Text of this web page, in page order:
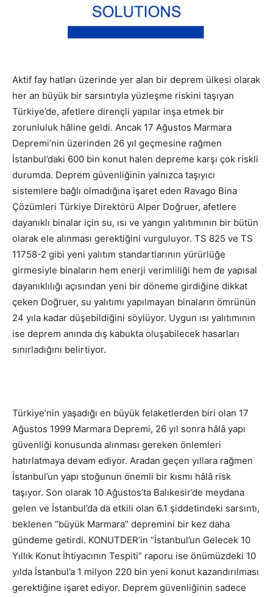
Aktif fay hatları üzerinde yer alan bir deprem ülkesi olarak
her an büyük bir sarsıntıyla yüzleşme riskini taşıyan
Türkiye’de, afetlere dirençli yapılar inşa etmek bir
zorunluluk hâline geldi. Ancak 17 Ağustos Marmara
Depremi’nin üzerinden 26 yıl geçmesine rağmen
İstanbul’daki 600 bin konut halen depreme karşı çok riskli
durumda. Deprem güvenliğinin yalnızca taşıyıcı
sistemlere bağlı olmadığına işaret eden Ravago Bina
Çözümleri Türkiye Direktörü Alper Doğruer, afetlere
dayanıklı binalar için su, ısı ve yangın yalıtımının bir bütün
olarak ele alınması gerektiğini vurguluyor. TS 825 ve TS
11758-2 gibi yeni yalıtım standartlarının yürürlüğe
girmesiyle binaların hem enerji verimliliği hem de yapısal
dayanıklılığı açısından yeni bir döneme girdiğine dikkat
çeken Doğruer, su yalıtımı yapılmayan binaların ömrünün
24 yıla kadar düşebildiğini söylüyor. Uygun ısı yalıtımının
ise deprem anında dış kabukta oluşabilecek hasarları
sınırladığını belirtiyor.
Türkiye’nin yaşadığı en büyük felaketlerden biri olan 17
Ağustos 1999 Marmara Depremi, 26 yıl sonra hâlâ yapı
güvenliği konusunda alınması gereken önlemleri
hatırlatmaya devam ediyor. Aradan geçen yıllara rağmen
İstanbul’un yapı stoğunun önemli bir kısmı hâlâ risk
taşıyor. Son olarak 10 Ağustos’ta Balıkesir’de meydana
gelen ve İstanbul’da da etkili olan 6.1 şiddetindeki sarsıntı,
beklenen “büyük Marmara” depremini bir kez daha
gündeme getirdi. KONUTDER’in “İstanbul’un Gelecek 10
Yıllık Konut İhtiyacının Tespiti” raporu ise önümüzdeki 10
yılda İstanbul’a 1 milyon 220 bin yeni konut kazandırılması
gerektiğine işaret ediyor. Deprem güvenliğinin sadece